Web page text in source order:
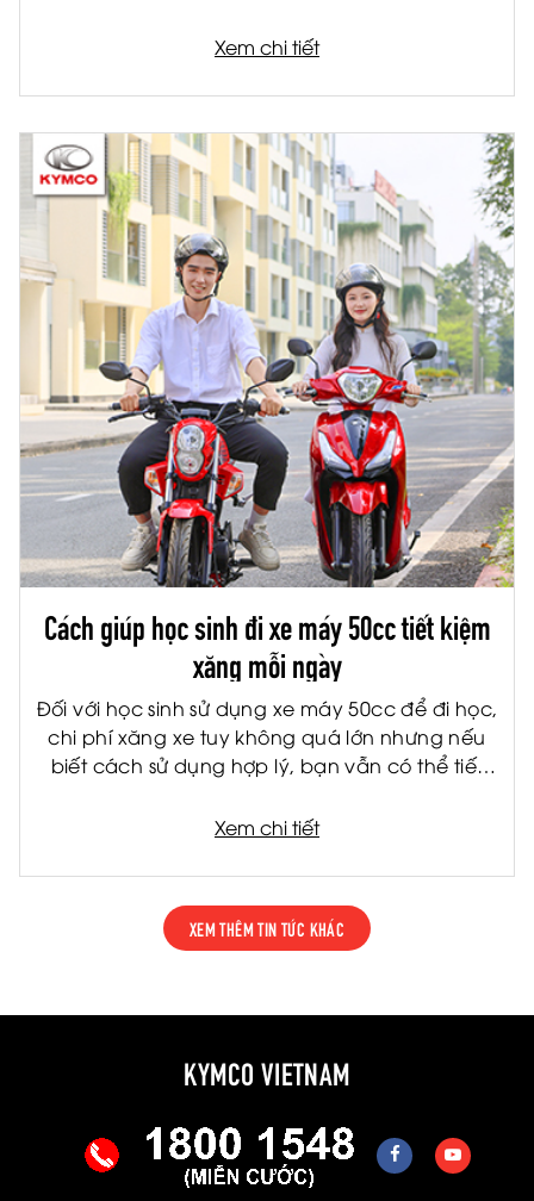
Xem chi tiết
Cách giúp học sinh đi xe máy 50cc tiết kiệm
xăng mỗi ngày
Đối với học sinh sử dụng xe máy 50cc để đi học,
chi phí xăng xe tuy không quá lớn nhưng nếu
biết cách sử dụng hợp lý, bạn vẫn có thể tiết
chi phí cho gia đình, việc tiết kiệm nhiên liệu còn
hóc về lâu dài.
Xem chi tiết
XEM THÊM TIN TỨC KHÁC
KYMCO VIETNAM